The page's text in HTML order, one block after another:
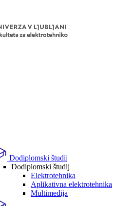
Dodiplomski študij
Dodiplomski študij
Elektrotehnika
Aplikativna elektrotehnika
Multimedija